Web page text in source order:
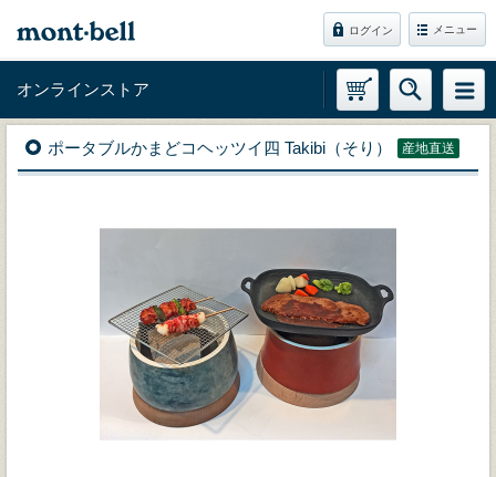
ログイン メニュー
オンラインストア
ポータブルかまどコヘッツイ四 Takibi（そり） 産地直送